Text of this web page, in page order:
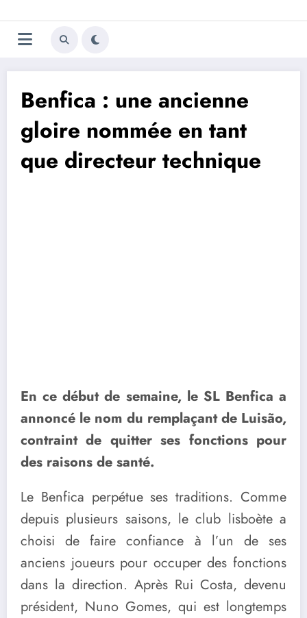
au
contenu
Trivela
L'actualité du football
Benfica : une ancienne
gloire nommée en tant
que directeur technique
En ce début de semaine, le SL Benfica a
annoncé le nom du remplaçant de Luisão,
contraint de quitter ses fonctions pour
des raisons de santé.
Le Benfica perpétue ses traditions. Comme
depuis plusieurs saisons, le club lisboète a
choisi de faire confiance à l’un de ses
anciens joueurs pour occuper des fonctions
dans la direction. Après Rui Costa, devenu
président, Nuno Gomes, qui est longtemps